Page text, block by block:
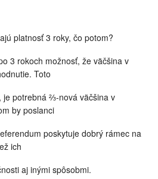
platnosť 3 roky, čo potom?
3 rokoch možnosť, že väčšina v
Toto
je potrebná ⅔-nová väčšina v
by poslanci
poskytuje dobrý rámec na
ich
aj inými spôsobmi.